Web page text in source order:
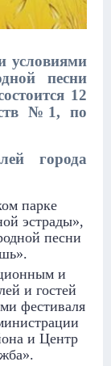
условиями
песни
12
№1, по
города
парке
эстрады»,
песни
и
и гостей
фестиваля
и Центр